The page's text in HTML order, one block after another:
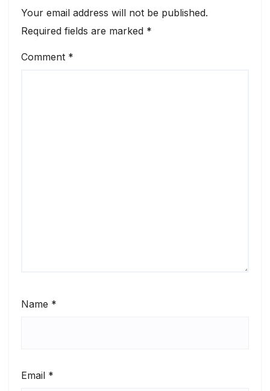
Your email address will not be published.
Required fields are marked *
Comment *
Name *
Email *